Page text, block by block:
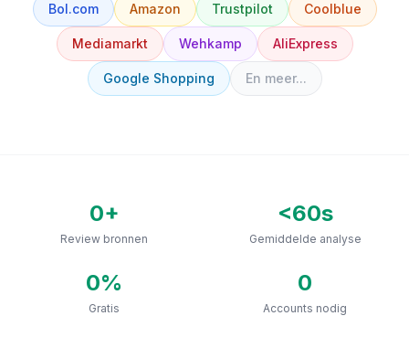
Bol.com Amazon Trustpilot Coolblue
Mediamarkt Wehkamp AliExpress
Google Shopping En meer...
0+
Review bronnen
<60s
Gemiddelde analyse
0%
Gratis
0
Accounts nodig